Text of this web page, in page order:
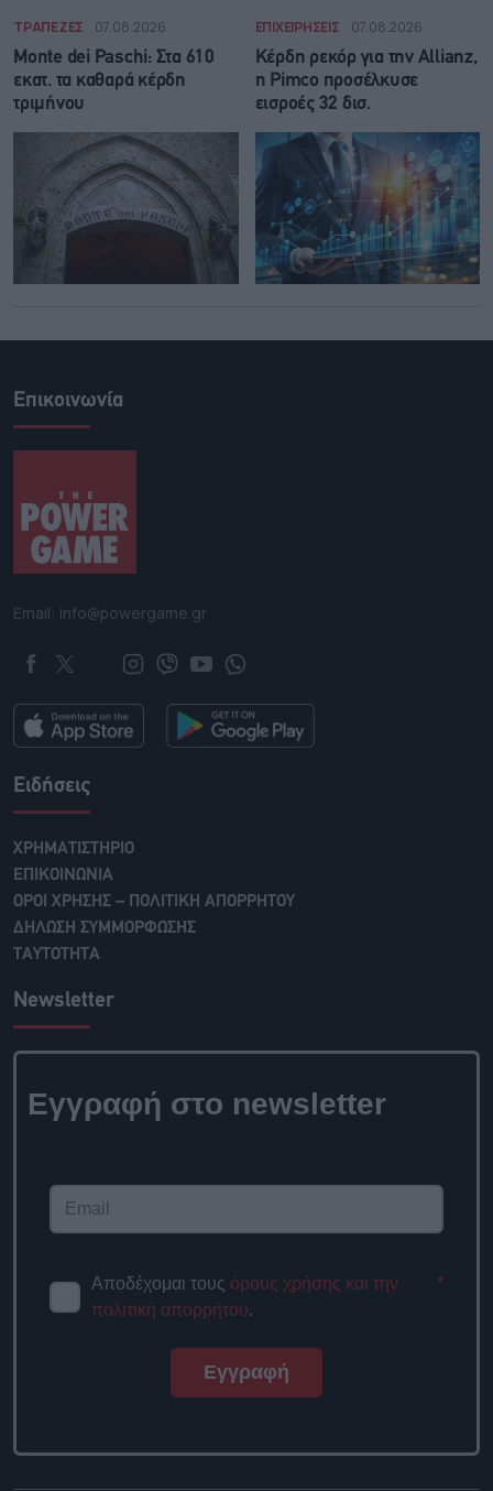
ΤΡΑΠΕΖΕΣ 07.08.2026
Monte dei Paschi: Στα 610
εκατ. τα καθαρά κέρδη
τριμήνου
ΕΠΙΧΕΙΡΗΣΕΙΣ 07.08.2026
Κέρδη ρεκόρ για την Allianz,
η Pimco προσέλκυσε
εισροές 32 δισ.
Επικοινωνία
Email: info@powergame.gr
Ειδήσεις
ΧΡΗΜΑΤΙΣΤΗΡΙΟ
ΕΠΙΚΟΙΝΩΝΙΑ
ΟΡΟΙ ΧΡΗΣΗΣ – ΠΟΛΙΤΙΚΗ ΑΠΟΡΡΗΤΟΥ
ΔΗΛΩΣΗ ΣΥΜΜΟΡΦΩΣΗΣ
ΤΑΥΤΟΤΗΤΑ
Newsletter
Εγγραφή στο newsletter
Αποδέχομαι τους όρους χρήσης και την
πολιτική απορρήτου.
*
Εγγραφή